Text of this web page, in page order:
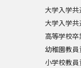
大学入学共
大学入学共
高等学校
幼稚園教
小学校教